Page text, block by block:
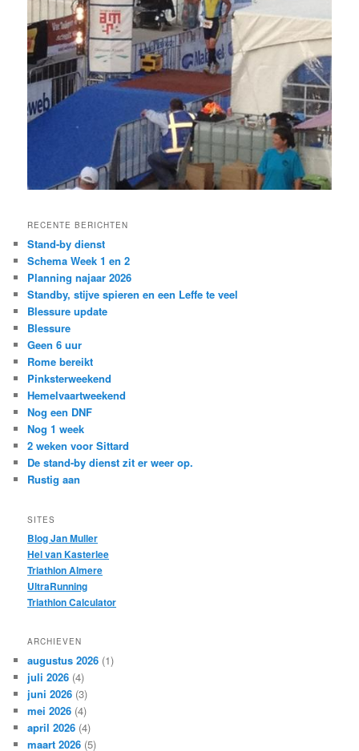
RECENTE BERICHTEN
Stand-by dienst
Schema Week 1 en 2
Planning najaar 2026
Standby, stijve spieren en een Leffe te veel
Blessure update
Blessure
Geen 6 uur
Rome bereikt
Pinksterweekend
Hemelvaartweekend
Nog een DNF
Nog 1 week
2 weken voor Sittard
De stand-by dienst zit er weer op.
Rustig aan
SITES
Blog Jan Muller
Hel van Kasterlee
Triathlon Almere
UltraRunning
Triathlon Calculator
ARCHIEVEN
augustus 2026 (1)
juli 2026 (4)
juni 2026 (3)
mei 2026 (4)
april 2026 (4)
maart 2026 (5)